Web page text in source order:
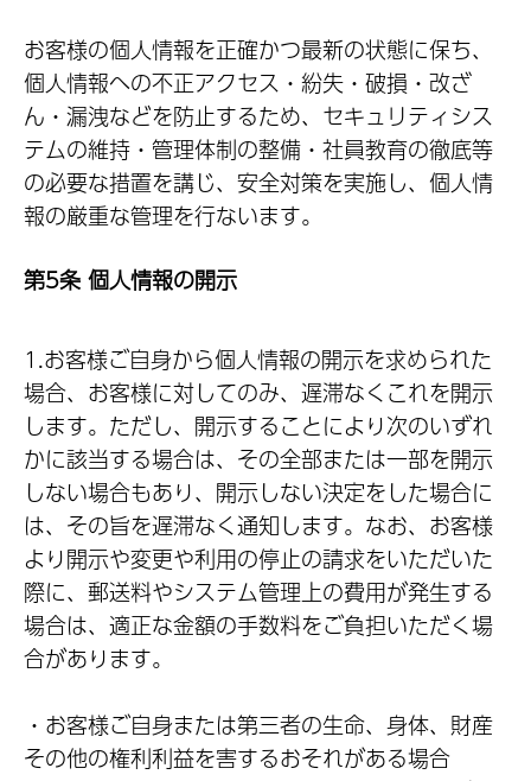
お客様の個人情報を正確かつ最新の状態に保ち、
個人情報への不正アクセス・紛失・破損・改ざ
ん・漏洩などを防止するため、セキュリティシス
テムの維持・管理体制の整備・社員教育の徹底等
の必要な措置を講じ、安全対策を実施し、個人情
報の厳重な管理を行ないます。
第5条 個人情報の開示
1.お客様ご自身から個人情報の開示を求められた
場合、お客様に対してのみ、遅滞なくこれを開示
します。ただし、開示することにより次のいずれ
かに該当する場合は、その全部または一部を開示
しない場合もあり、開示しない決定をした場合に
は、その旨を遅滞なく通知します。なお、お客様
より開示や変更や利用の停止の請求をいただいた
際に、郵送料やシステム管理上の費用が発生する
場合は、適正な金額の手数料をご負担いただく場
合があります。
・お客様ご自身または第三者の生命、身体、財産
その他の権利利益を害するおそれがある場合